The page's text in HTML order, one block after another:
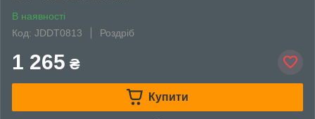
В наявності
Код: JDDT0813
Роздріб
1 265 ₴
Купити